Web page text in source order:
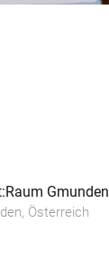
Gmunden
Österreich